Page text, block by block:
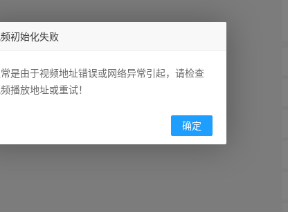
初始化失败
是由于视频地址错误或网络异常引起，请检查
播放地址或重试！
确定